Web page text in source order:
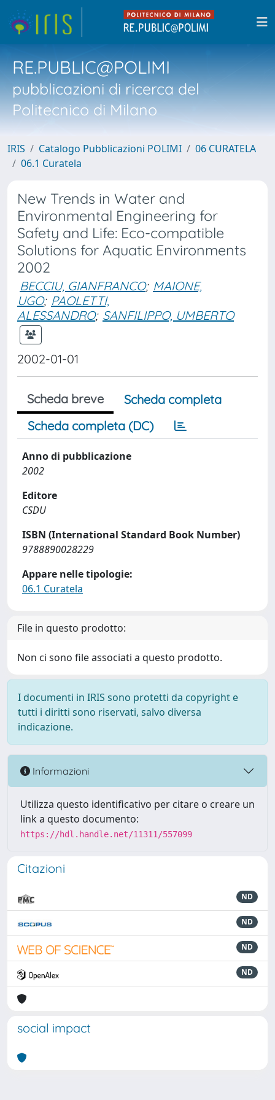
RE.PUBLIC@POLIMI
pubblicazioni di ricerca del
Politecnico di Milano
IRIS Catalogo Pubblicazioni POLIMI
06 CURATELA
06.1 Curatela
New Trends in Water and
Environmental Engineering for
Safety and Life: Eco-compatible
Solutions for Aquatic Environments
2002
BECCIU, GIANFRANCO; MAIONE,
UGO; PAOLETTI,
ALESSANDRO; SANFILIPPO, UMBERTO
2002-01-01
Scheda breve
Scheda completa
Scheda completa (DC)
Anno di pubblicazione
2002
Editore
CSDU
ISBN (International Standard Book Number)
9788890028229
Appare nelle tipologie:
06.1 Curatela
File in questo prodotto:
Non ci sono file associati a questo prodotto.
I documenti in IRIS sono protetti da copyright e
tutti i diritti sono riservati, salvo diversa
indicazione.
Informazioni
Utilizza questo identificativo per citare o creare un
link a questo documento:
https://hdl.handle.net/11311/557099
Citazioni
ND
ND
ND
ND
social impact